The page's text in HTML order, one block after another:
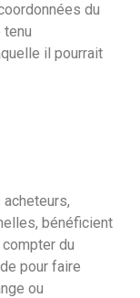
du
tenu
il pourrait
bénéficient
du
pour faire
ou